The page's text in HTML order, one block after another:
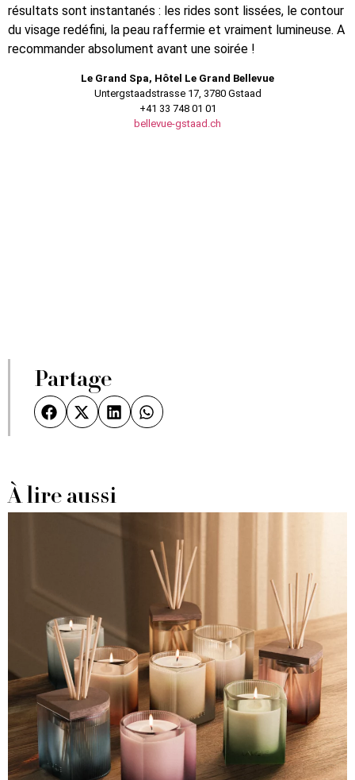
résultats sont instantanés : les rides sont lissées, le contour
du visage redéfini, la peau raffermie et vraiment lumineuse. A
recommander absolument avant une soirée !
Le Grand Spa, Hôtel Le Grand Bellevue
Untergstaadstrasse 17, 3780 Gstaad
+41 33 748 01 01
bellevue-gstaad.ch
Partage
À lire aussi